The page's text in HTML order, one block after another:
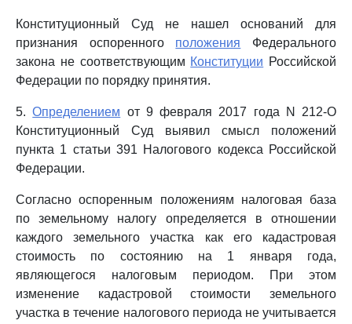
Конституционный Суд не нашел оснований для
признания оспоренного положения Федерального
закона не соответствующим Конституции Российской
Федерации по порядку принятия.
5.Определением от 9 февраля 2017 года N 212-О
Конституционный Суд выявил смысл положений
пункта 1 статьи 391 Налогового кодекса Российской
Федерации.
Согласно оспоренным положениям налоговая база
по земельному налогу определяется в отношении
каждого земельного участка как его кадастровая
стоимость по состоянию на 1 января года,
являющегося налоговым периодом. При этом
изменение кадастровой стоимости земельного
участка в течение налогового периода не учитывается